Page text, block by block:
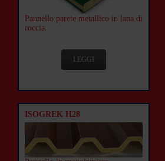
Pannello parete metallico in lana di
roccia.
LEGGI
ISOGREK H28